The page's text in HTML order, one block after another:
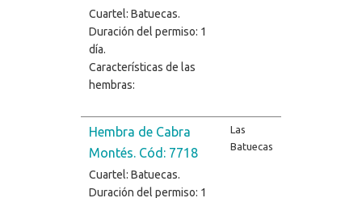
Cuartel: Batuecas.
Duración del permiso: 1
día.
Características de las
hembras:
Hembra de Cabra
Montés. Cód: 7718
Cuartel: Batuecas.
Duración del permiso: 1
Las
Batuecas